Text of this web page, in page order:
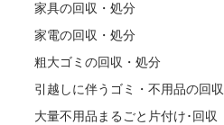
家具の回収・処分
家電の回収・処分
粗大ゴミの回収・処分
引越しに伴うゴミ・不用品の回収
大量不用品まるごと片付け･回収